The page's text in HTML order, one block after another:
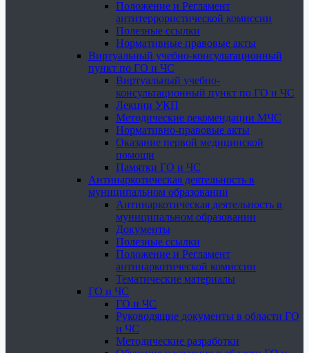
Положение и Регламент
антитеррористической комиссии
Полезные ссылки
Нормативные правовые акты
Виртуальный учебно-консультационный
пункт по ГО и ЧС
Виртуальный учебно-
консультационный пункт по ГО и ЧС
Лекции УКП
Методические рекомендации МЧС
Нормативно-правовые акты
Оказание первой медицинской
помощи
Памятки ГО и ЧС
Антинаркотическая деятельность в
муниципальном образовании
Антинаркотическая деятельность в
муниципальном образовании
Документы
Полезные ссылки
Положение и Регламент
антинаркотической комиссии
Тематические материалы
ГО и ЧС
ГО и ЧС
Руководящие документы в области ГО
и ЧС
Методические разработки